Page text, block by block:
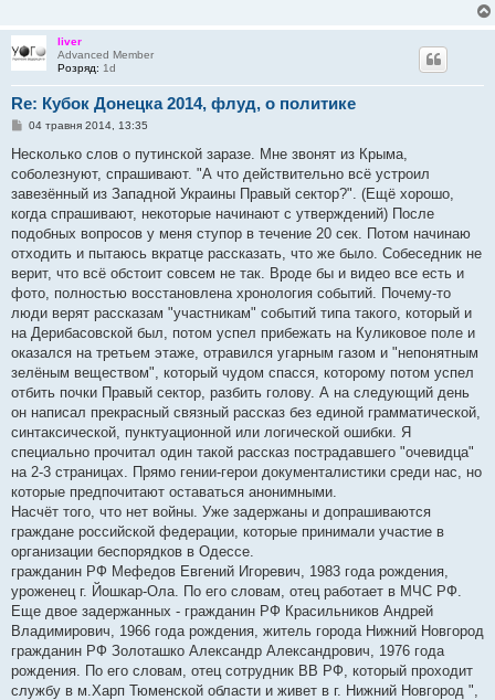
liver
Advanced Member
Розряд: 1d
Re: Кубок Донецка 2014, флуд, о политике
П
в
д
о
л
е
н
н
я
04 травня 2014, 13:35
Несколько слов о путинской заразе. Мне звонят из Крыма,
соболезнуют, спрашивают. "А что действительно всё устроил
завезённый из Западной Украины Правый сектор?". (Ещё хорошо,
когда спрашивают, некоторые начинают с утверждений) После
подобных вопросов у меня ступор в течение 20 сек. Потом начинаю
отходить и пытаюсь вкратце рассказать, что же было. Собеседник не
верит, что всё обстоит совсем не так. Вроде бы и видео все есть и
фото, полностью восстановлена хронология событий. Почему-то
люди верят рассказам "участникам" событий типа такого, который и
на Дерибасовской был, потом успел прибежать на Куликовое поле и
оказался на третьем этаже, отравился угарным газом и "непонятным
зелёным веществом", который чудом спасся, которому потом успел
отбить почки Правый сектор, разбить голову. А на следующий день
он написал прекрасный связный рассказ без единой грамматической,
синтаксической, пунктуационной или логической ошибки. Я
специально прочитал один такой рассказ пострадавшего "очевидца"
на 2-3 страницах. Прямо гении-герои документалистики среди нас, но
которые предпочитают оставаться анонимными.
Насчёт того, что нет войны. Уже задержаны и допрашиваются
граждане российской федерации, которые принимали участие в
организации беспорядков в Одессе.
гражданин РФ Мефедов Евгений Игоревич, 1983 года рождения,
уроженец г. Йошкар-Ола. По его словам, отец работает в МЧС РФ.
Еще двое задержанных - гражданин РФ Красильников Андрей
Владимирович, 1966 года рождения, житель города Нижний Новгород
гражданин РФ Золоташко Александр Александрович, 1976 года
рождения. По его словам, отец сотрудник ВВ РФ, который проходит
службу в м.Харп Тюменской области и живет в г. Нижний Новгород ",